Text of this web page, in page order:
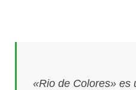
«Rio de Colores» es